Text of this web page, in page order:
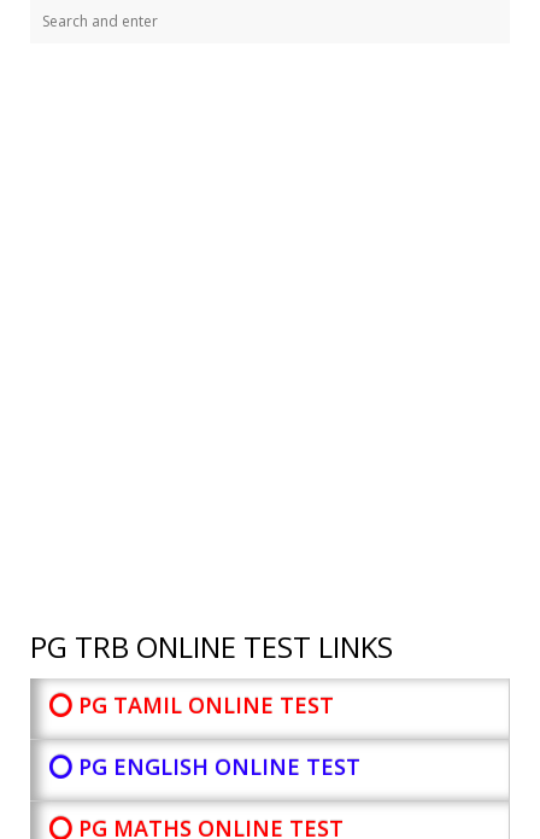
PG TRB ONLINE TEST LINKS
⭕ PG TAMIL ONLINE TEST
⭕ PG ENGLISH ONLINE TEST
⭕ PG MATHS ONLINE TEST